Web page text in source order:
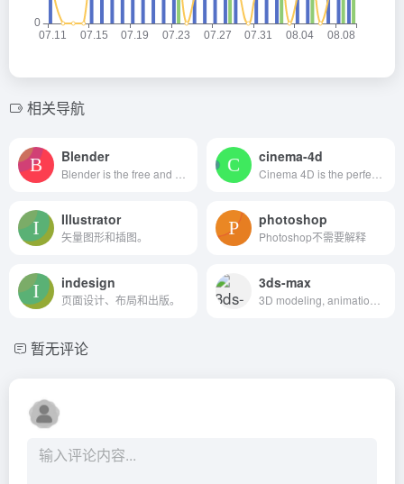
相关导航
Blender cinema-4d
Illustrator
矢量图形和插图。
photoshop
Photoshop不需要解释
indesign
页面设计、布局和出版。
3ds-max
暂无评论